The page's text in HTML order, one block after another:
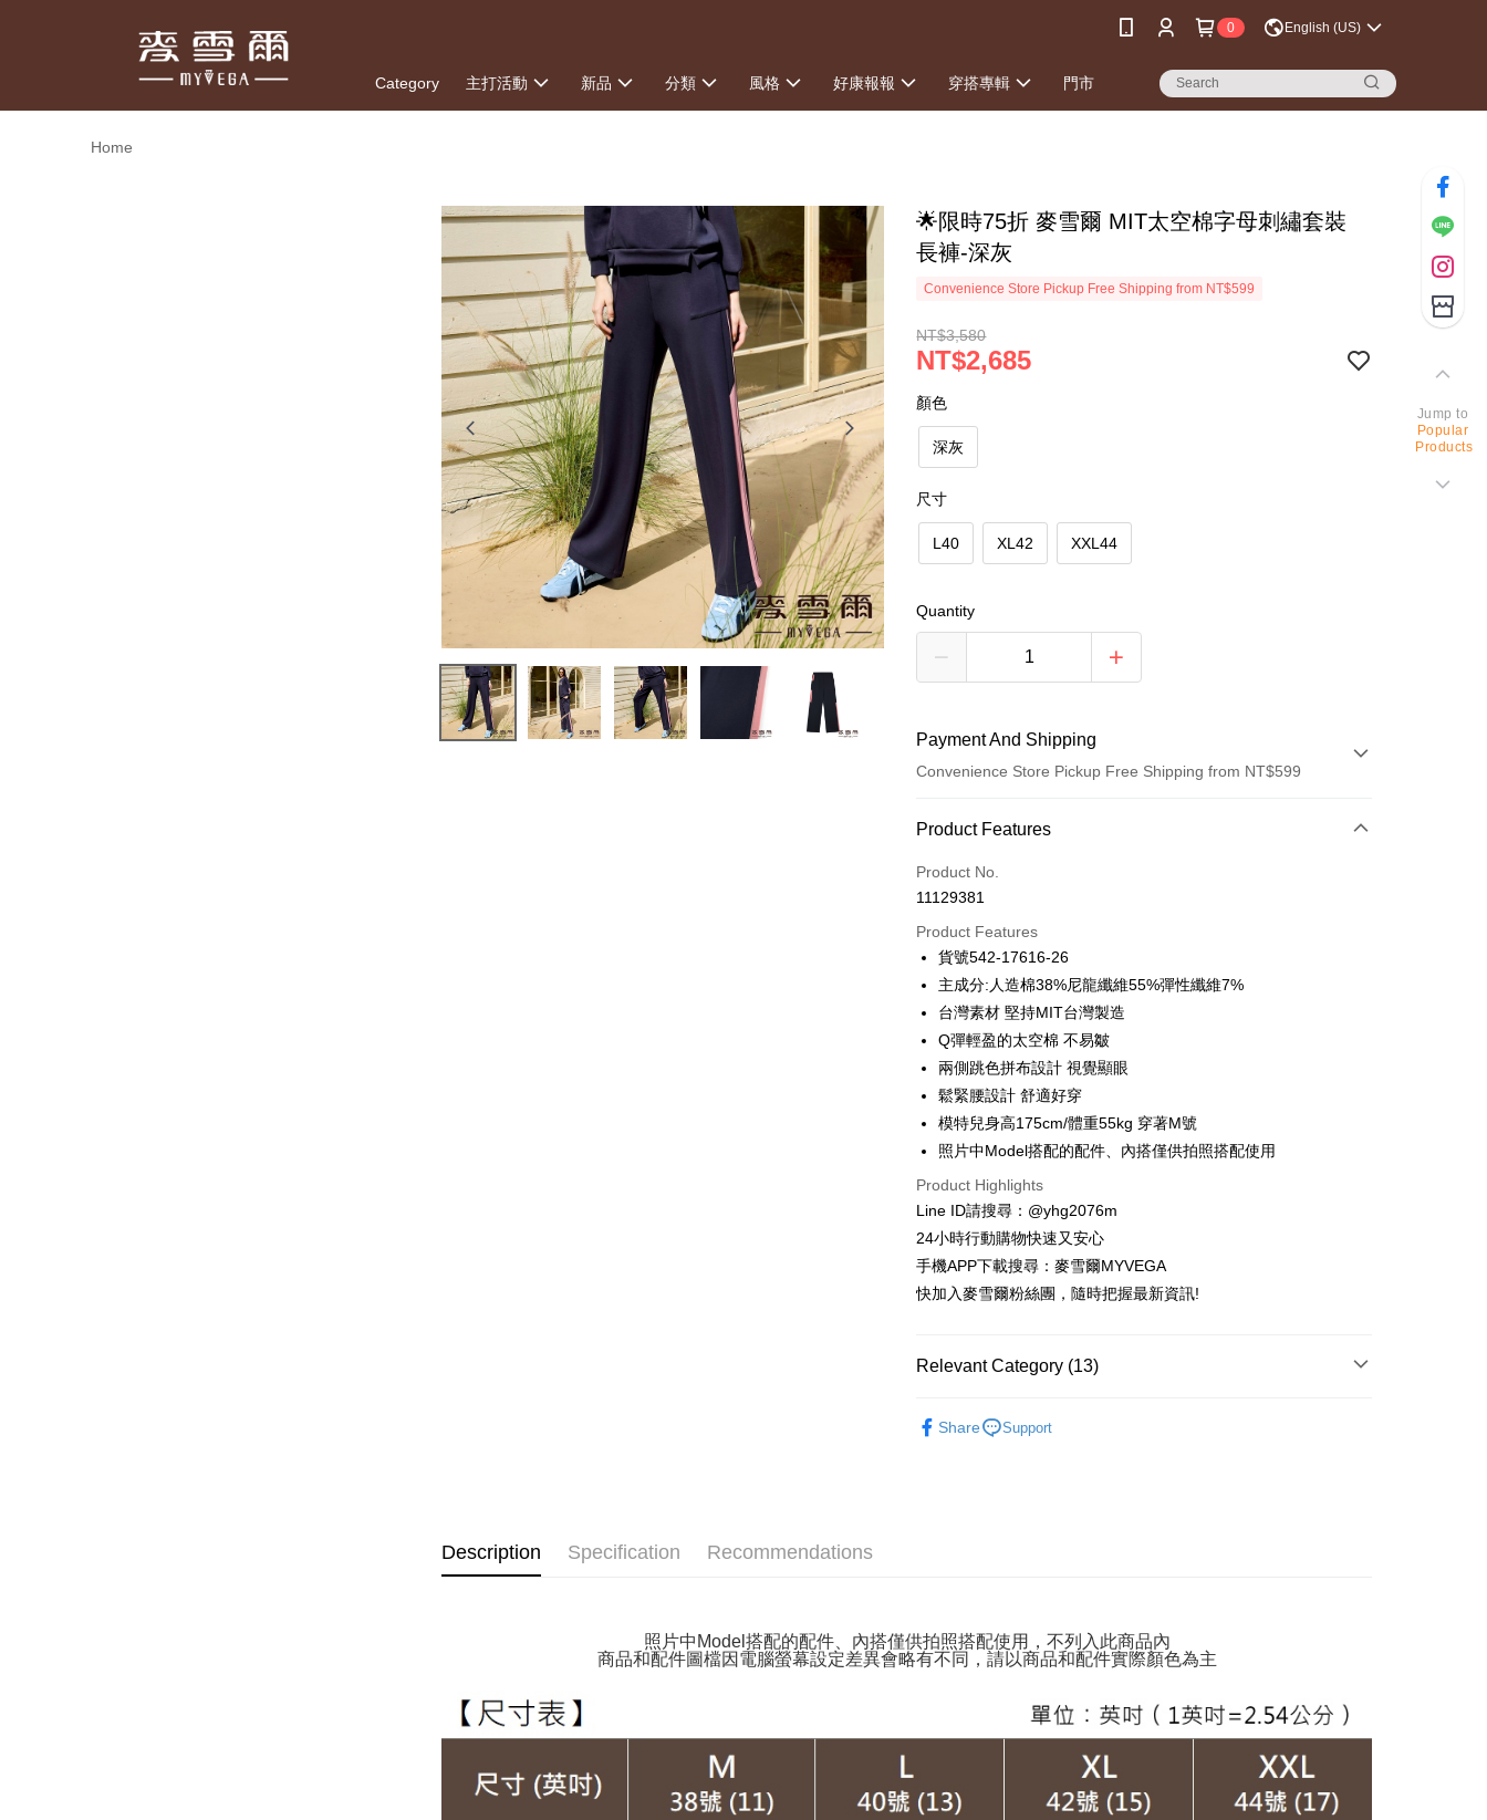
0 English (US)
Category 主打活動 新品 分類 風格 好康報報 穿搭專輯 門市
Home
🌟限時75折 麥雪爾 MIT太空棉字母刺繡套裝
長褲-深灰
Convenience Store Pickup Free Shipping from NT$599
NT$3,580
NT$2,685
顏色
深灰
尺寸
L40 XL42 XXL44
Quantity
Payment And Shipping
Convenience Store Pickup Free Shipping from NT$599
Payment Method
Credit Card (Full Payment)
Credit Card Installments
0% for 3 months
Taiwan Cooperative Bank
First Commercial Bank
The Shanghai Commercial &
Savings Bank
Cathay United Bank
Taiwan Business Bank
Taichung Commercial Bank
Union Bank of Taiwan
Far Eastern International Bank
Yuanta Commercial Bank
E.SUN Commercial Bank
Taishin International Bank
Taiwan Rakuten Card, Inc.
Convenience Store Pickup and Pay
LINE Pay
Apple Pay
JKOPAY
Easy Wallet
ATM Transfer
Cash on Delivery
Shipping Method
NT$100/order | Free shipping on orders of NT$599 or more
NT$100/order | Free shipping on orders of NT$599 or more
NT$100/order | Free shipping on orders of NT$988 or more
NT$100/order | Free shipping on orders of NT$988 or more
NT$100/order | Free shipping on orders of NT$988 or more
Product Features
Product No.
11129381
Product Features
貨號542-17616-26
主成分:人造棉38%尼龍纖維55%彈性纖維7%
台灣素材 堅持MIT台灣製造
Q彈輕盈的太空棉 不易皺
兩側跳色拼布設計 視覺顯眼
鬆緊腰設計 舒適好穿
模特兒身高175cm/體重55kg 穿著M號
照片中Model搭配的配件、內搭僅供拍照搭配使用
Product Highlights
Line ID請搜尋：@yhg2076m
24小時行動購物快速又安心
手機APP下載搜尋：麥雪爾MYVEGA
快加入麥雪爾粉絲團，隨時把握最新資訊!
Relevant Category (13)
【VIP限定】💰會員專屬
【雲朵女孩】 雲朵褲款
台灣製褲款
👉熱門活動排行榜 夏日降溫高人氣回購清單65折up
Share Support
Description Specification Recommendations
照片中Model搭配的配件、內搭僅供拍照搭配使用，不列入此商品內
商品和配件圖檔因電腦螢幕設定差異會略有不同，請以商品和配件實際顏色為主
Jump to
Popular
Products